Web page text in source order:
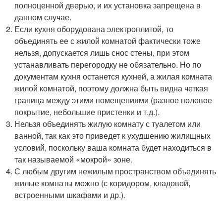
полноценной дверью, и их установка запрещена в
данном случае.
Если кухня оборудована электроплитой, то
объединять ее с жилой комнатой фактически тоже
нельзя, допускается лишь снос стены, при этом
устанавливать перегородку не обязательно. Но по
документам кухня останется кухней, а жилая комната
жилой комнатой, поэтому должна быть видна четкая
граница между этими помещениями (разное половое
покрытие, небольшие пристенки и т.д.).
Нельзя объединять жилую комнату с туалетом или
ванной, так как это приведет к ухудшению жилищных
условий, поскольку ваша комната будет находиться в
так называемой «мокрой» зоне.
С любым другим нежилым пространством объединять
жилые комнаты можно (с коридором, кладовой,
встроенными шкафами и др.).